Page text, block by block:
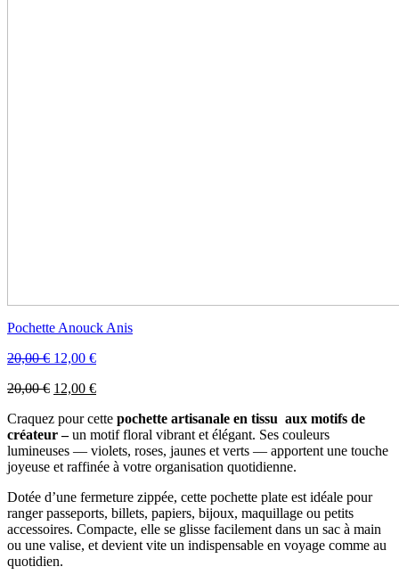
Pochette Anouck Anis
20,00€ Le
initial
20,00 €.
12,00 €Le
actuel
12,00 €.
20,00€ Le
initial
était :
20,00 €.
12,00 €Le
actuel
est :
12,00 €.
Craquez pour cette pochette artisanale en tissu aux motifs de
créateur –un motif floral vibrant et élégant. Ses couleurs
lumineuses — violets, roses, jaunes et verts — apportent une touche
joyeuse et raffinée à votre organisation quotidienne.
Dotée d’une fermeture zippée, cette pochette plate est idéale pour
ranger passeports, billets, papiers, bijoux, maquillage ou petits
accessoires. Compacte, elle se glisse facilement dans un sac à main
ou une valise, et devient vite un indispensable en voyage comme au
quotidien.